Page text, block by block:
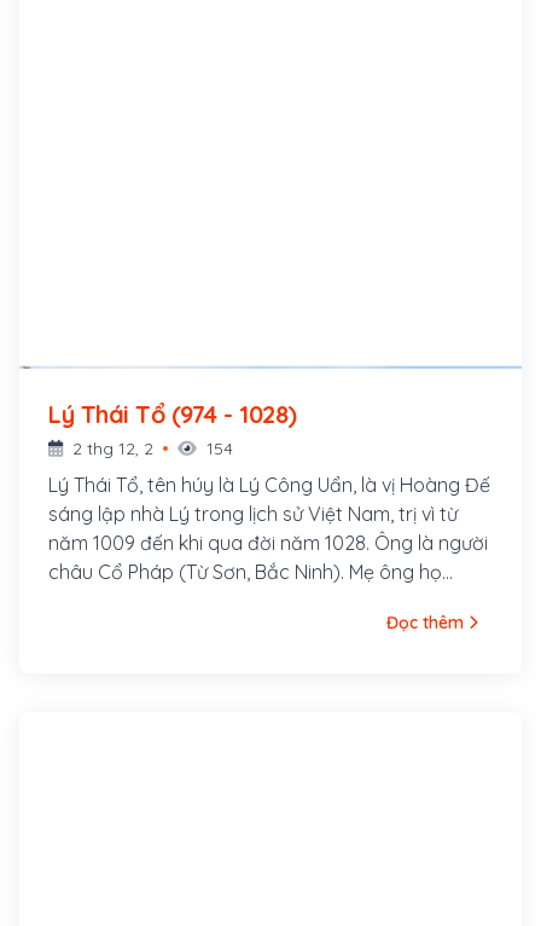
Lý Thái Tổ (974 - 1028)
2 thg 12, 2 154
Lý Thái Tổ, tên húy là Lý Công Uẩn, là vị Hoàng Đế
sáng lập nhà Lý trong lịch sử Việt Nam, trị vì từ
năm 1009 đến khi qua đời năm 1028. Ông là người
châu Cổ Pháp (Từ Sơn, Bắc Ninh). Mẹ ông họ
Khánh Văn, sư chùa Cổ Pháp làm con nuôi và đi
Đọc thêm